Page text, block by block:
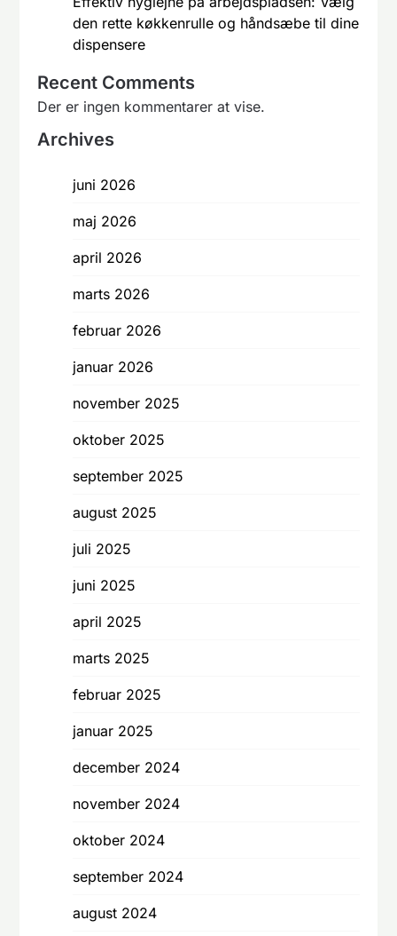
den rette køkkenrulle og håndsæbe til dine
dispensere
Recent Comments
Der er ingen kommentarer at vise.
Archives
juni 2026
maj 2026
april 2026
marts 2026
februar 2026
januar 2026
november 2025
oktober 2025
september 2025
august 2025
juli 2025
juni 2025
april 2025
marts 2025
februar 2025
januar 2025
december 2024
november 2024
oktober 2024
september 2024
august 2024